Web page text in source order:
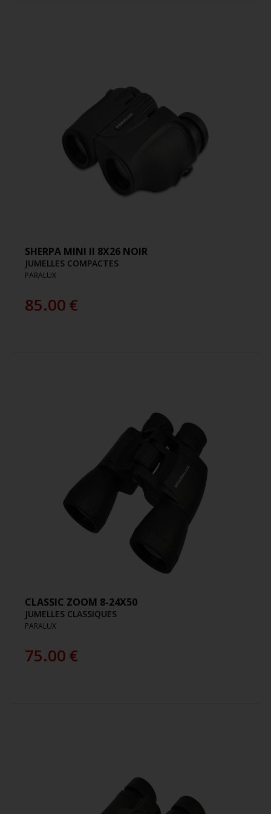
SHERPA MINI II 8X26 NOIR
JUMELLES COMPACTES
PARALUX
85.00€
CLASSIC ZOOM 8-24X50
JUMELLES CLASSIQUES
PARALUX
75.00€